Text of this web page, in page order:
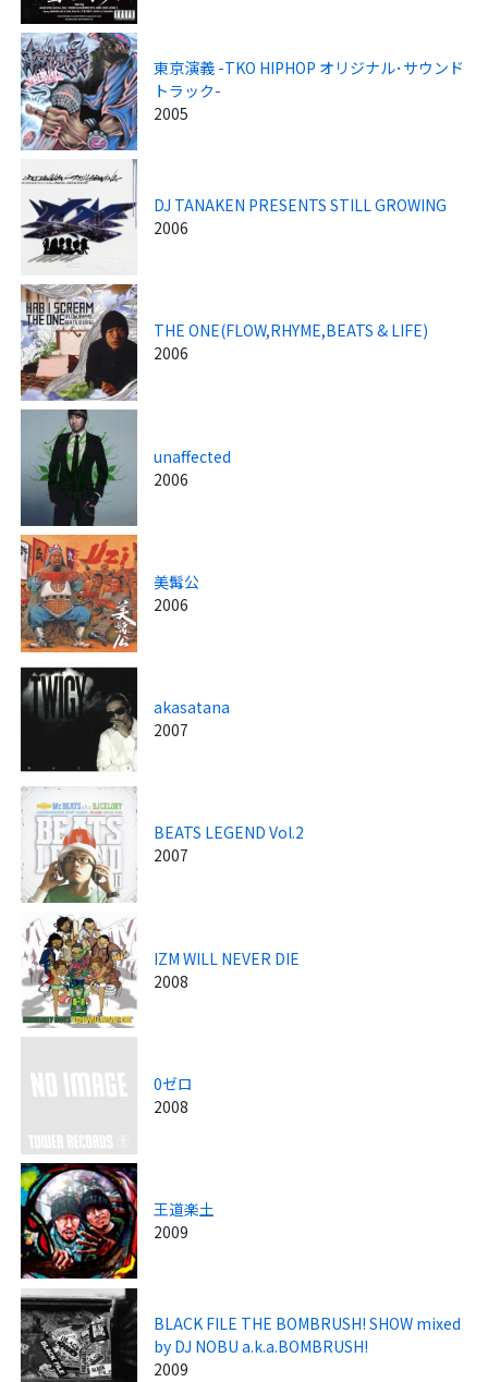
東京演義 -TKO HIPHOP オリジナル･サウンド
トラック-
2005
DJ TANAKEN PRESENTS STILL GROWING
2006
THE ONE(FLOW,RHYME,BEATS & LIFE)
2006
unaffected
2006
美髯公
2006
akasatana
2007
BEATS LEGEND Vol.2
2007
IZM WILL NEVER DIE
2008
0ゼロ
2008
王道楽土
2009
BLACK FILE THE BOMBRUSH! SHOW mixed
by DJ NOBU a.k.a.BOMBRUSH!
2009